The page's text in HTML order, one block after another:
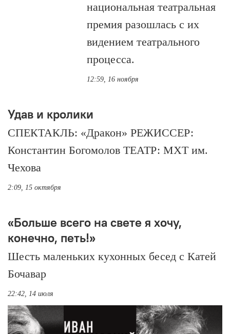
национальная театральная
премия разошлась с их
видением театрального
процесса.
12:59, 16 ноября
Удав и кролики
СПЕКТАКЛЬ: «Дракон» РЕЖИССЕР:
Константин Богомолов ТЕАТР: МХТ им.
Чехова
2:09, 15 октября
«Больше всего на свете я хочу,
конечно, петь!»
Шесть маленьких кухонных бесед с Катей
Бочавар
22:42, 14 июля